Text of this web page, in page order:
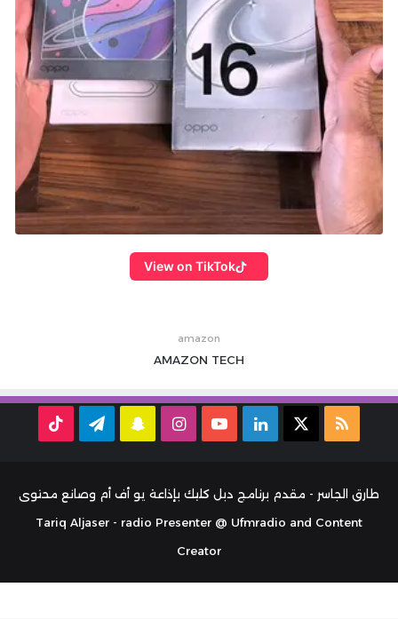
View on TikTok
amazon
AMAZON TECH
ملخص
RSS
لينكدإن ‫YouTubeانستقرامسناب تيلقرام
طارق الجاسر - مقدم برنامج دبل كليك بإذاعة يو أف أم وصانع محتوى
Tariq Aljaser - radio Presenter @ Ufmradio and Content
Creator